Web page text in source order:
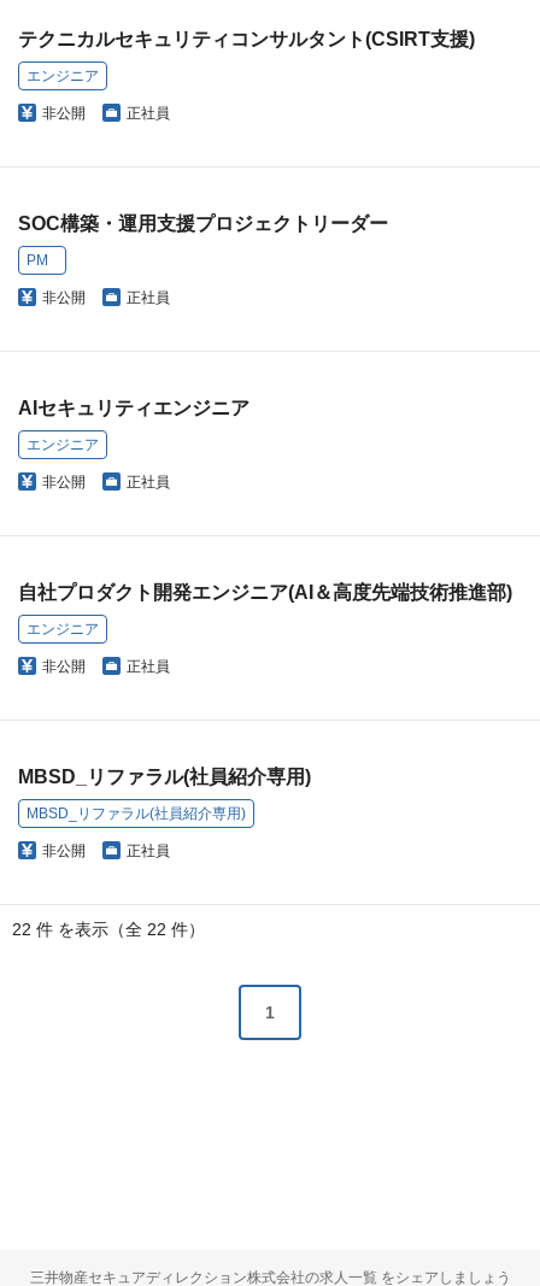
テクニカルセキュリティコンサルタント(CSIRT支援)
エンジニア
非公開 正社員
SOC構築・運用支援プロジェクトリーダー
PM
非公開 正社員
AIセキュリティエンジニア
エンジニア
非公開 正社員
自社プロダクト開発エンジニア(AI＆高度先端技術推進部)
エンジニア
非公開 正社員
MBSD_リファラル(社員紹介専用)
MBSD_リファラル(社員紹介専用)
非公開 正社員
22 件 を表示（全 22 件）
1
三井物産セキュアディレクション株式会社の求人一覧 をシェアしましょう